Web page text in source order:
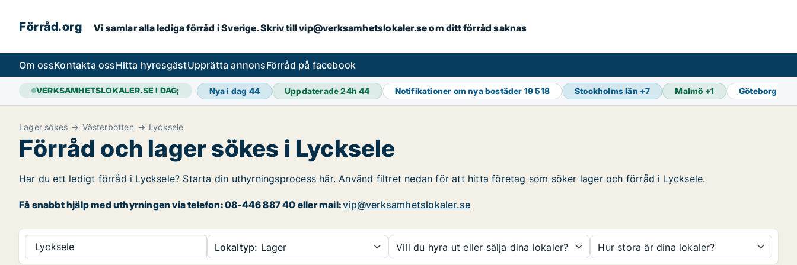
Förråd.org Vi samlar alla lediga förråd i Sverige. Skriv till vip@verksamhetslokaler.se om ditt förråd saknas
Om ossKontakta ossHitta hyresgästUpprätta annonsFörråd på facebook
VERKSAMHETSLOKALER.SE I DAG; Nya i dag 44 Uppdaterade 24h44 Notifikationer om nya bostäder 19 518 Stockholms län +7 Malmö +1 Göteborg
Lager sökes Västerbotten Lycksele
Förråd och lager sökes i Lycksele
Har du ett ledigt förråd i Lycksele? Starta din uthyrningsprocess här. Använd filtret nedan för att hitta företag som söker lager och förråd i Lycksele.
Få snabbt hjälp med uthyrningen via telefon: 08-446 887 40 eller mail:vip@verksamhetslokaler.se
Lycksele Lokaltyp: Lager Vill du hyra ut eller sälja dina lokaler? Hur stora är dina lokaler?